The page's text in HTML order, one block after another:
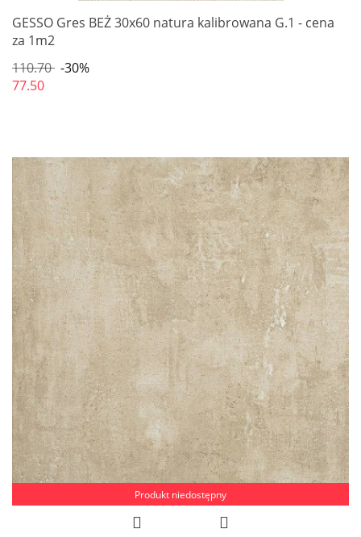
GESSO Gres BEŻ 30x60 natura kalibrowana G.1 - cena
za 1m2
110.70 -30%
77.50
Produkt niedostępny